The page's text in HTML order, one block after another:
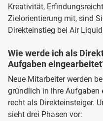
Kreativität,
Zielorientierung mit, sind
Direkteinstieg bei Air
Wie werde ich als
Aufgaben
Neue Mitarbeiter werden
gründlich in ihre Aufgaben
recht als Direkteinsteiger.
sieht drei Phasen vor: